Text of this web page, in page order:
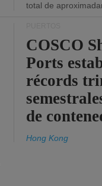
total de
COSCO
Ports
récords
de
Hong Kong